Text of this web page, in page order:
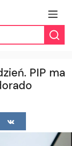
PIP ma